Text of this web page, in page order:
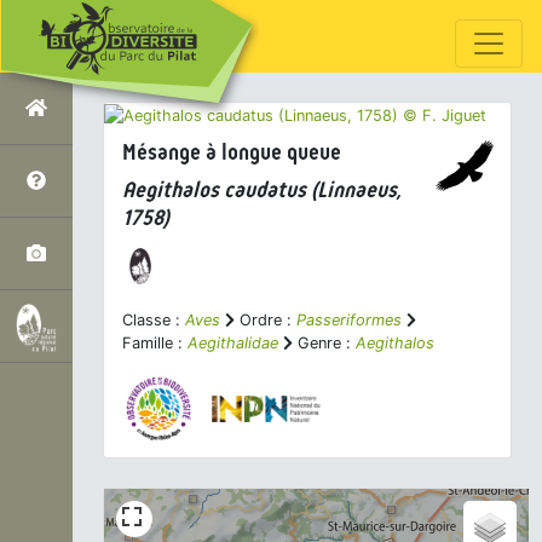
Mésange à longue queue
Aegithalos caudatus(Linnaeus,
1758)
Classe : Aves Ordre : Passeriformes
Famille : Aegithalidae Genre : Aegithalos